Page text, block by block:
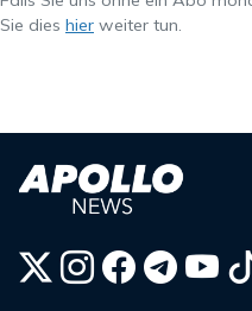
Sie dies hier weiter tun.